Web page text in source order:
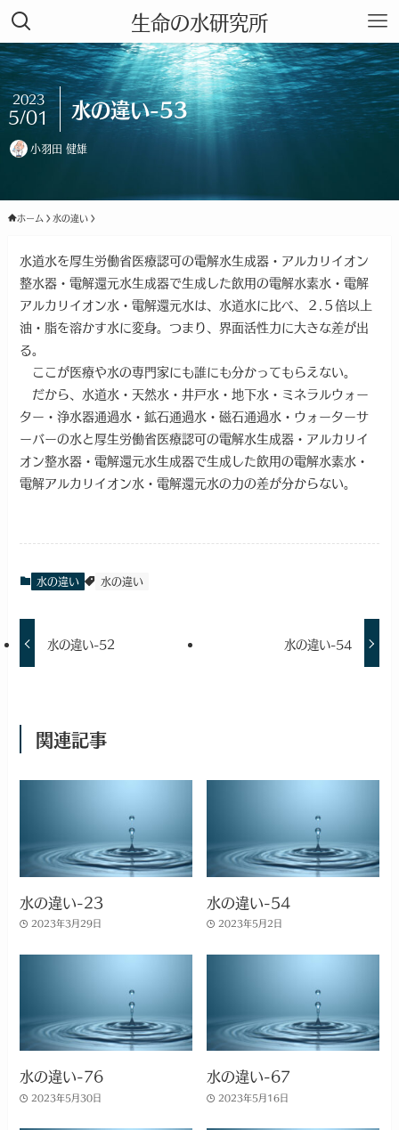
生命の水研究所
水の違い-53
2023
5/01
小羽田 健雄
ホーム 水の違い
水道水を厚生労働省医療認可の電解水生成器・アルカリイオン
整水器・電解還元水生成器で生成した飲用の電解水素水・電解
アルカリイオン水・電解還元水は、水道水に比べ、２.５倍以上
油・脂を溶かす水に変身。つまり、界面活性力に大きな差が出
る。
ここが医療や水の専門家にも誰にも分かってもらえない。
だから、水道水・天然水・井戸水・地下水・ミネラルウォー
ター・浄水器通過水・鉱石通過水・磁石通過水・ウォーターサ
ーバーの水と厚生労働省医療認可の電解水生成器・アルカリイ
オン整水器・電解還元水生成器で生成した飲用の電解水素水・
電解アルカリイオン水・電解還元水の力の差が分からない。
水の違い 水の違い
水の違い-52 水の違い-54
関連記事
水の違い-23
2023年3月29日
水の違い-54
2023年5月2日
水の違い-76
2023年5月30日
水の違い-67
2023年5月16日